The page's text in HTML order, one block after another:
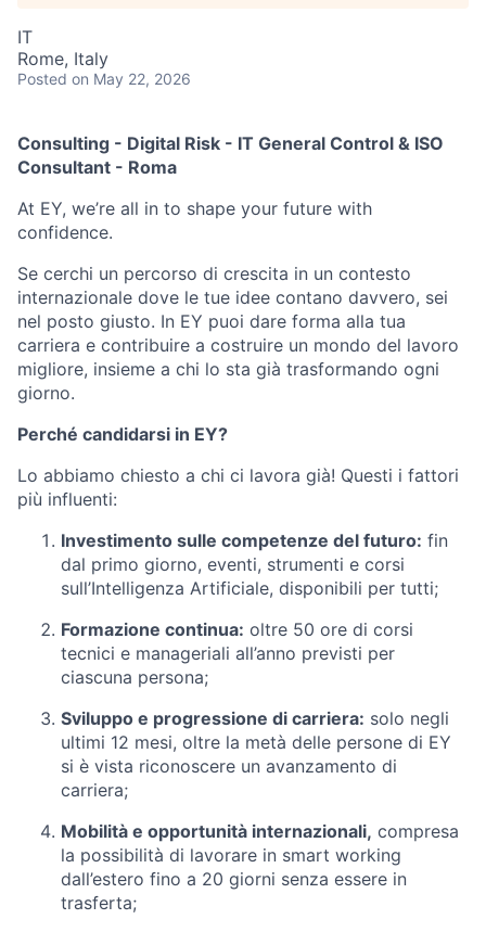
IT
Rome, Italy
Posted on May 22, 2026
Consulting - Digital Risk - IT General Control & ISO
Consultant - Roma
At EY, we’re all in to shape your future with
confidence.
Se cerchi un percorso di crescita in un contesto
internazionale dove le tue idee contano davvero, sei
nel posto giusto. In EY puoi dare forma alla tua
carriera e contribuire a costruire un mondo del lavoro
migliore, insieme a chi lo sta già trasformando ogni
giorno.
Perché candidarsi in EY?
Lo abbiamo chiesto a chi ci lavora già! Questi i fattori
più influenti:
Investimento sulle competenze del futuro: fin
dal primo giorno, eventi, strumenti e corsi
sull’Intelligenza Artificiale, disponibili per tutti;
Formazione continua: oltre 50 ore di corsi
tecnici e manageriali all’anno previsti per
ciascuna persona;
Sviluppo e progressione di carriera: solo negli
ultimi 12 mesi, oltre la metà delle persone di EY
si è vista riconoscere un avanzamento di
carriera;
Mobilità e opportunità internazionali, compresa
la possibilità di lavorare in smart working
dall’estero fino a 20 giorni senza essere in
trasferta;